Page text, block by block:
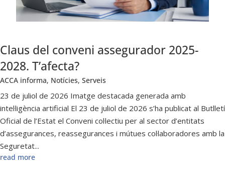
Claus del conveni assegurador 2025-
2028. T’afecta?
ACCA informa, Notícies, Serveis
23 de juliol de 2026 Imatge destacada generada amb
intel·ligència artificial El 23 de juliol de 2026 s’ha publicat al Butlletí
Oficial de l’Estat el Conveni col·lectiu per al sector d’entitats
d’assegurances, reassegurances i mútues col·laboradores amb la
Seguretat...
read more